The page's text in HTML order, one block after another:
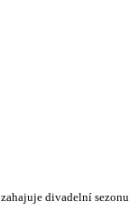
divadelní sezonu.